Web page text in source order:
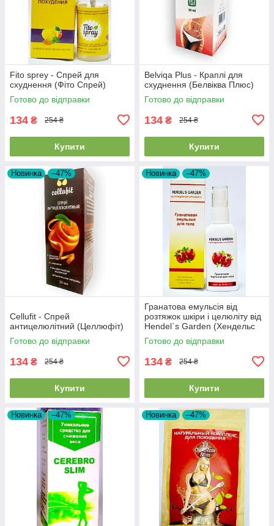
Fito sprey - Спрей для
схуднення (Фіто Спрей)
Готово до відправки
134 ₴ 254 ₴
Купити
Belviqa Plus - Краплі для
схуднення (Белвіква Плюс)
Готово до відправки
134 ₴ 254 ₴
Купити
Новинка –47%
Cellufit - Спрей
антицелюлітний (Целлюфіт)
Готово до відправки
134 ₴ 254 ₴
Купити
Новинка –47%
Гранатова емульсія від
розтяжок шкіри і целюліту від
Hendel`s Garden (Хендельс
Гаден)
Готово до відправки
134 ₴ 254 ₴
Купити
Новинка –47% Новинка –47%